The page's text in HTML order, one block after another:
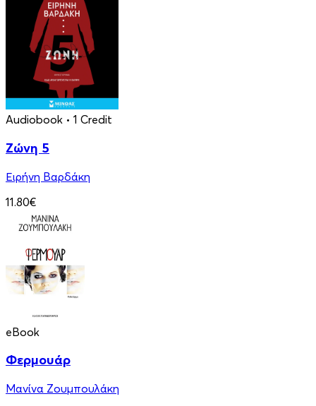
Audiobook • 1 Credit
Ζώνη 5
Ειρήνη Βαρδάκη
11.80€
eBook
Φερμουάρ
Μανίνα Ζουμπουλάκη